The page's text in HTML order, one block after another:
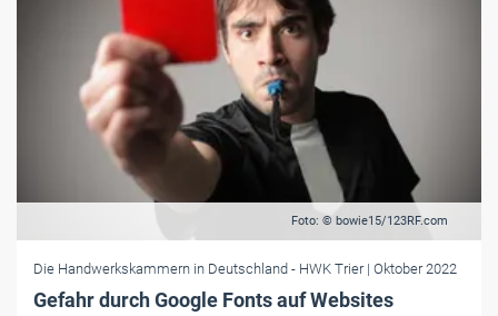
Foto: © bowie15/123RF.com
Die Handwerkskammern in Deutschland - HWK Trier | Oktober 2022
Gefahr durch Google Fonts auf Websites